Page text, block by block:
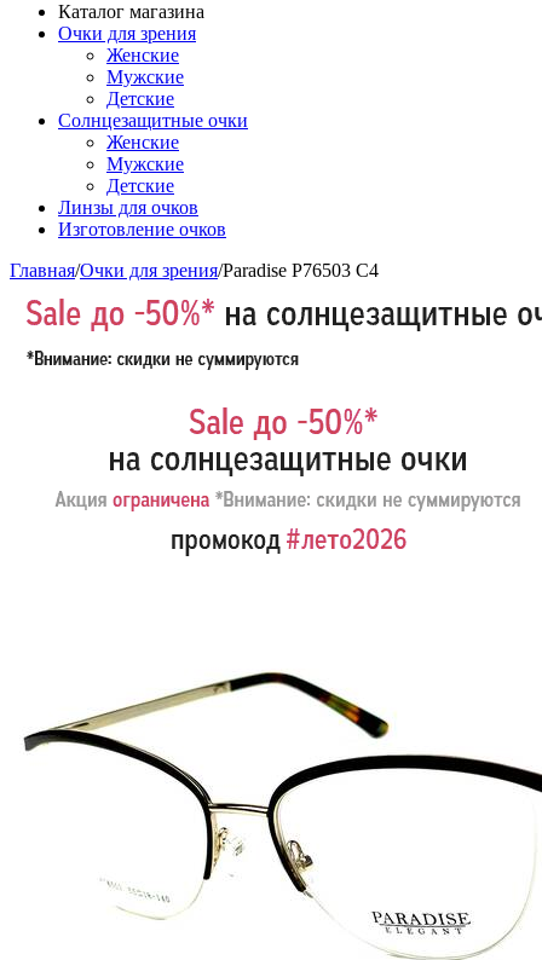
Каталог магазина
Очки для зрения
Женские
Мужские
Детские
Солнцезащитные очки
Женские
Мужские
Детские
Линзы для очков
Изготовление очков
Главная/Очки для зрения/Paradise P76503 C4